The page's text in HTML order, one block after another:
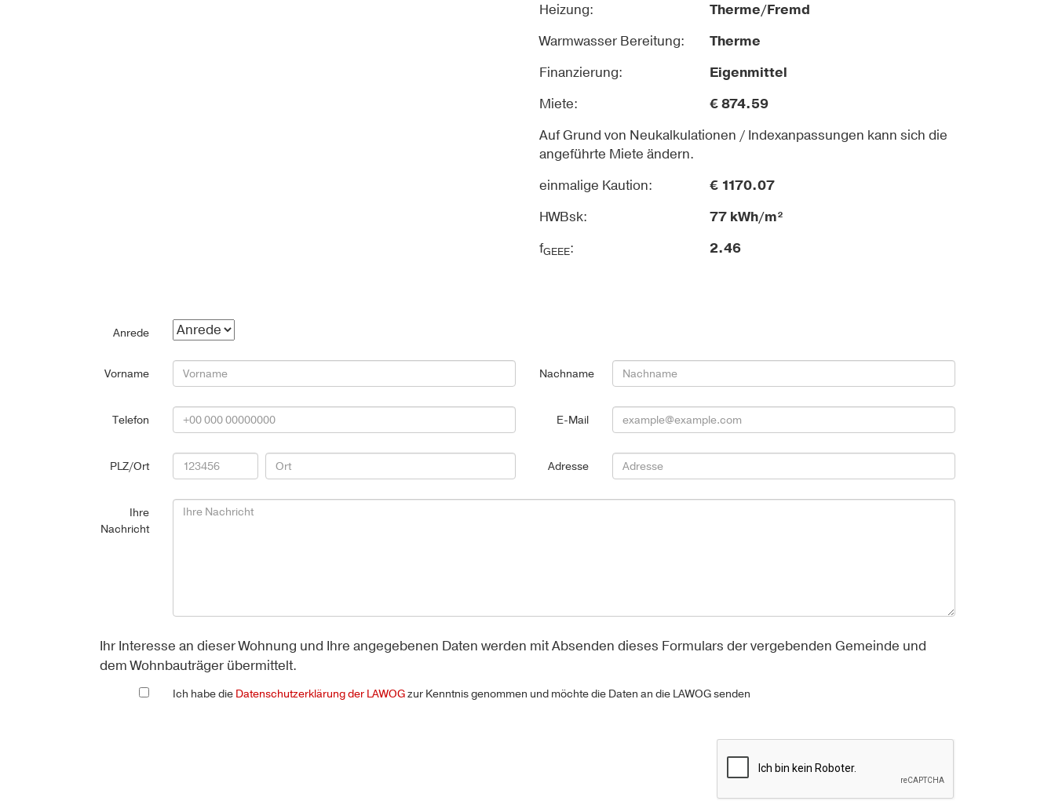
Heizung:
Therme/Fremd
Warmwasser Bereitung:
Therme
Finanzierung:
Eigenmittel
Miete:
€ 874.59
Auf Grund von Neukalkulationen / Indexanpassungen kann sich die
angeführte Miete ändern.
einmalige Kaution:
€ 1170.07
HWBsk:
77 kWh/m²
fGEEE: 2.46
Anrede
Vorname Nachname
Telefon E-Mail
PLZ/­Ort Adresse
Ihre
Nach­richt
Ihr Interesse an dieser Wohnung und Ihre angegebenen Daten werden mit Absenden dieses Formulars der vergebenden Gemeinde und
dem Wohnbauträger übermittelt.
Ich habe die Datenschutzerklärung der LAWOGzur Kenntnis genommen und möchte die Daten an die LAWOG senden